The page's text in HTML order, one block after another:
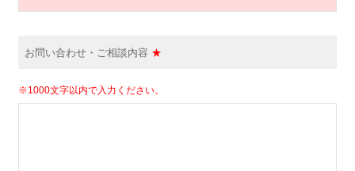
お問い合わせ・ご相談内容 ★
※1000文字以内で入力ください。